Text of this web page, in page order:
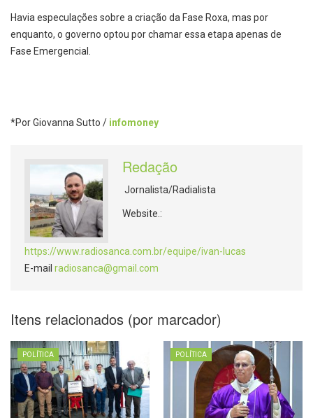
Havia especulações sobre a criação da Fase Roxa, mas por
enquanto, o governo optou por chamar essa etapa apenas de
Fase Emergencial.
*Por Giovanna Sutto / infomoney
Redação
Jornalista/Radialista
Website.:
https://www.radiosanca.com.br/equipe/ivan-lucas
E-mail radiosanca@gmail.com
Itens relacionados (por marcador)
POLÍTICA POLÍTICA